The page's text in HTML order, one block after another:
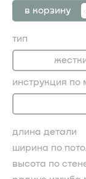
в корзину
тип
инструкция по
длина детали
ширина по
высота по